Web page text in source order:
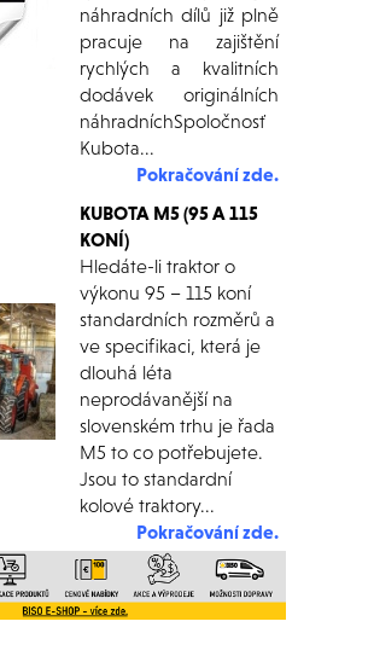
náhradních dílů již plně
pracuje na zajištění
rychlých a kvalitních
dodávek originálních
náhradníchSpoločnosť
Kubota...
Pokračování zde.
KUBOTA M5 (95 A 115
KONÍ)
Hledáte-li traktor o
výkonu 95 – 115 koní
standardních rozměrů a
ve specifikaci, která je
dlouhá léta
neprodávanější na
slovenském trhu je řada
M5 to co potřebujete.
Jsou to standardní
kolové traktory...
Pokračování zde.